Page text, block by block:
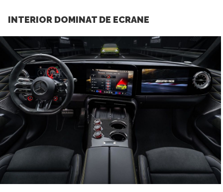
INTERIOR DOMINAT DE ECRANE